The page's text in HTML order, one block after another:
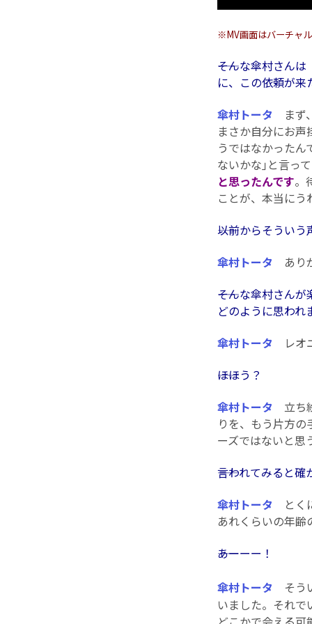
※MV画面はバーチャ
――そんな傘村さん
に、この依頼が
傘村トータ まず
まさか自分にお
うではなかった
ないかな｣と言っ
と思ったんです。
ことが、本当にう
――以前からそうい
傘村トータ あり
――そんな傘村さん
どのように思われ
傘村トータ レオ
――ほほう？
傘村トータ 立ち
りを、もう片方
ーズではないと思
――言われてみると
傘村トータ とく
あれくらいの年齢
――あーーー！
傘村トータ そう
いました。それ